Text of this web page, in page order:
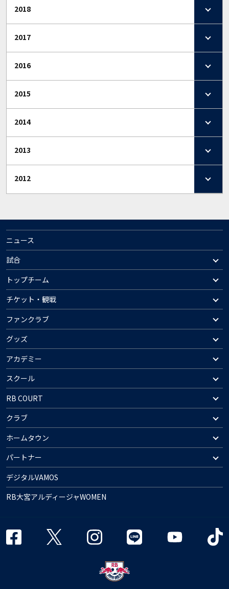
2018
2017
2016
2015
2014
2013
2012
ニュース
試合
トップチーム
チケット・観戦
ファンクラブ
グッズ
アカデミー
スクール
RB COURT
クラブ
ホームタウン
パートナー
デジタルVAMOS
RB大宮アルディージャWOMEN